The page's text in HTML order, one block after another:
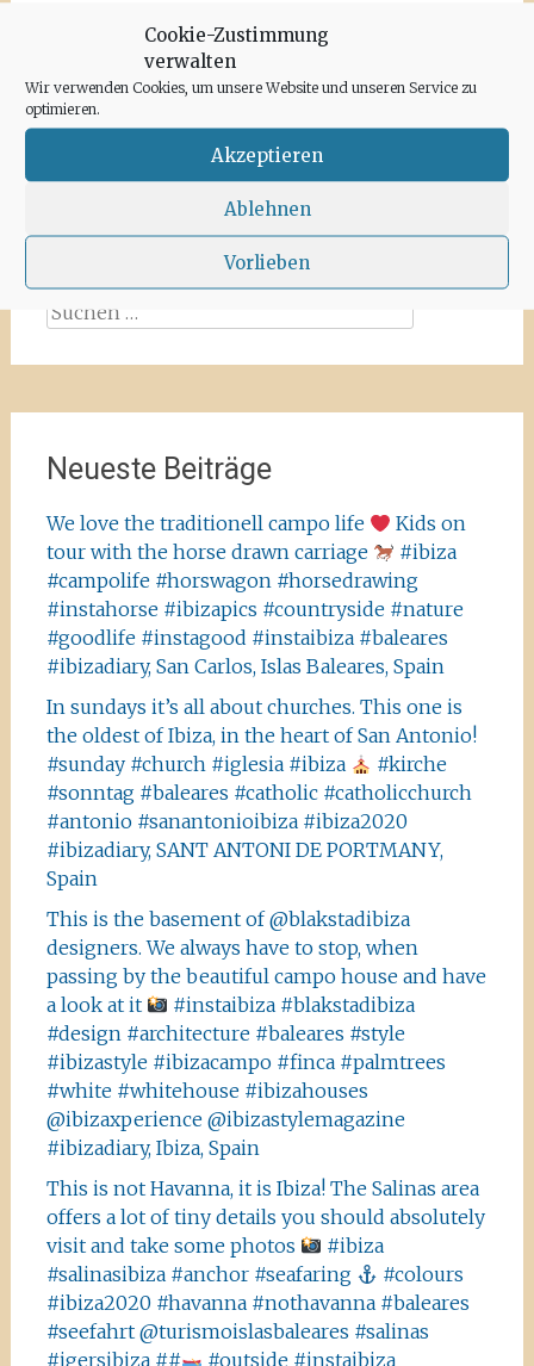
Cookie-Zustimmung
verwalten
Wir verwenden Cookies, um unsere Website und unseren Service zu
optimieren.
Akzeptieren
Ablehnen
Vorlieben
Landschaft,Off-Season
Wanderung
Beitragsnavigation
Sprachschule auf Ibiza:
Das neue Buch Partyinsel
Suchen
Neueste Beiträge
We love the traditionell campo life
Kids on
tour with the horse drawn carriage
#ibiza
#campolife #horswagon #horsedrawing
#instahorse #ibizapics #countryside #nature
#goodlife #instagood #instaibiza #baleares
#ibizadiary, San Carlos, Islas Baleares, Spain
In sundays it’s all about churches. This one is
the oldest of Ibiza, in the heart of San Antonio!
#sunday #church #iglesia #ibiza
#kirche
#sonntag #baleares #catholic #catholicchurch
#antonio #sanantonioibiza #ibiza2020
#ibizadiary, SANT ANTONI DE PORTMANY,
Spain
This is the basement of @blakstadibiza
designers. We always have to stop, when
passing by the beautiful campo house and have
a look at it
#instaibiza #blakstadibiza
#design #architecture #baleares #style
#ibizastyle #ibizacampo #finca #palmtrees
#white #whitehouse #ibizahouses
@ibizaxperience @ibizastylemagazine
#ibizadiary, Ibiza, Spain
This is not Havanna, it is Ibiza! The Salinas area
offers a lot of tiny details you should absolutely
visit and take some photos
#ibiza
#salinasibiza #anchor #seafaring
#colours
#ibiza2020 #havanna #nothavanna #baleares
#seefahrt @turismoislasbaleares #salinas
#igersibiza ##
#outside #instaibiza